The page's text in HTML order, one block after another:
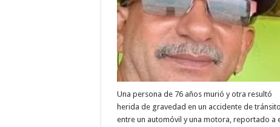
Una persona de 76 años murió y otra resultó
herida de gravedad en un accidente de tránsito
entre un automóvil y una motora, reportado a